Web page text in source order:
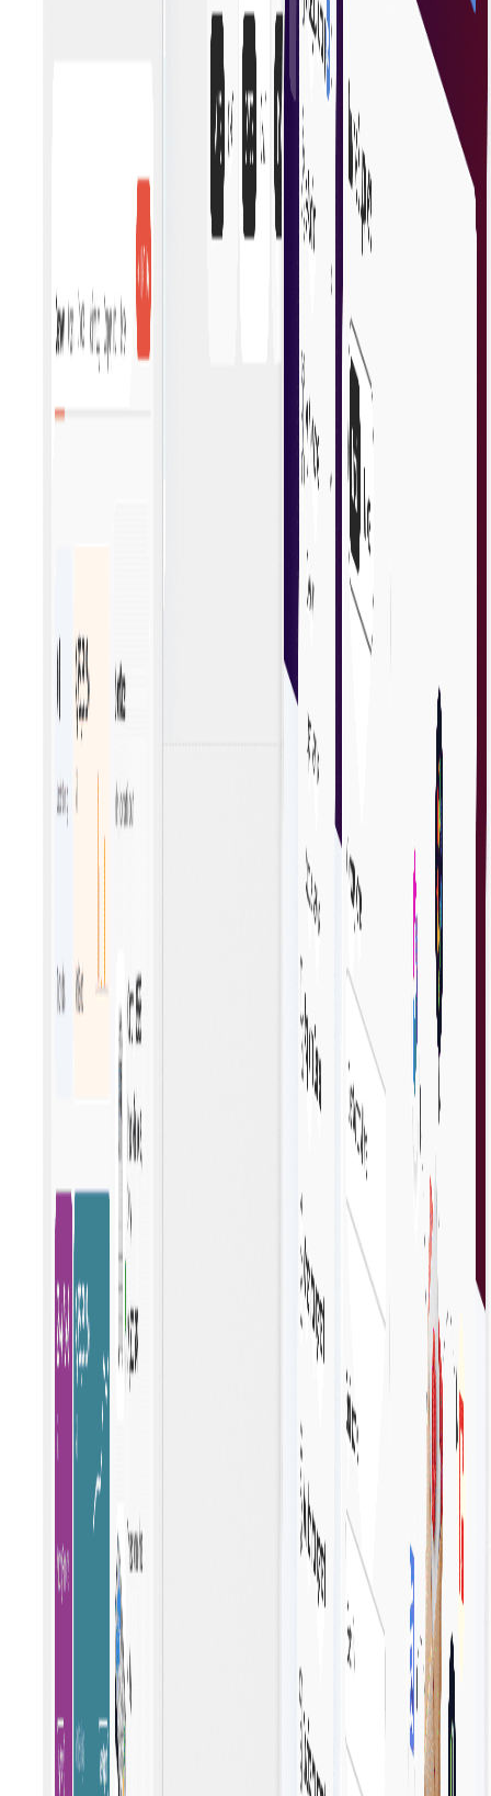
Begin met kopen
Zakelijk winkelen Afrekenen
Stroomlijnt de inkoop voor bedrijven en biedt een
naadloos, efficiënt proces dat de productiviteit
en het uitgavenbeheer vereenvoudigt.
Goedkeuringsworkflow
De integratie van je goedkeuringsworkflow met kassa's
stroomlijnt het inkoopproces, zorgt voor tijdige
goedkeuringen en verhoogt de efficiëntie van
inkoopactiviteiten.
Link Budget of Project
Door eenvoudig budgetten of projecten te koppelen
uw bestelling stroomlijnt u het financieel beheer en zorgt
u voor nauwkeurige tracering en efficiënte toewijzing
van middelen.